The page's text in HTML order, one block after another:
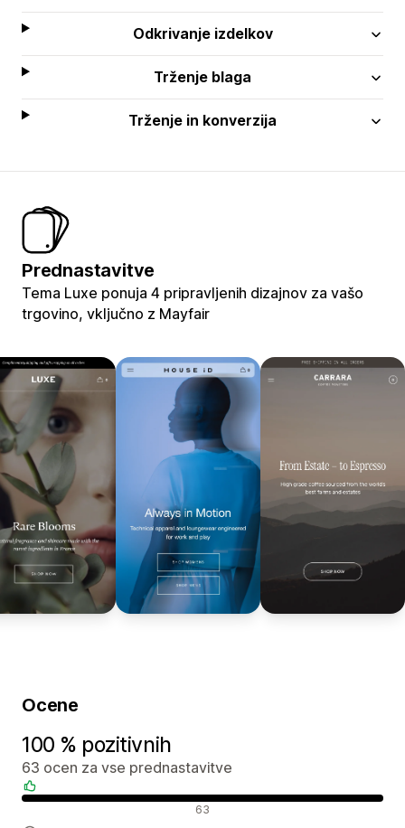
Odkrivanje izdelkov
Trženje blaga
Trženje in konverzija
Prednastavitve
Tema Luxe ponuja 4 pripravljenih dizajnov za vašo
trgovino, vključno z Mayfair
Ocene
100 % pozitivnih
63 ocen za vse prednastavitve
63